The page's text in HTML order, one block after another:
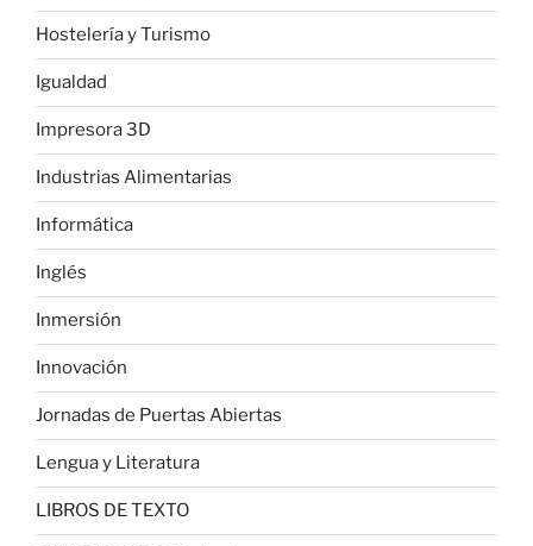
Hostelería y Turismo
Igualdad
Impresora 3D
Industrias Alimentarias
Informática
Inglés
Inmersión
Innovación
Jornadas de Puertas Abiertas
Lengua y Literatura
LIBROS DE TEXTO